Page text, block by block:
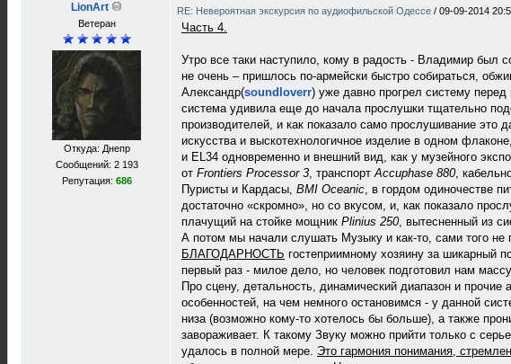
LionArt
Ветеран
Откуда: Днепр
Сообщений: 2 193
Репутация: 686
RE: Невероятная экскурсия по аудиофильской Одессе / 09-09-2014
Часть 4.
Утро все таки наступило, кому в радость - Владимир был
не очень – пришлось по-армейски быстро собираться,
Александр(soundloverr) уже давно прогрел систему
система удивила еще до начала прослушки тщательно
производителей, и как показало само прослушивание это
искусства и выскотехнологичное изделие в одном
и EL34 одновременно и внешний вид, как у музейного
от Frontiers Processor 3, транспортAccuphase 880,
Пуристы и Кардасы, BMI Oceanic, в гордом одиночестве
достаточно «скромно», но со вкусом, и, как показало
плачущий на стойке мощник Plinius 250, вытесненный из
А потом мы начали слушать Музыку и как-то, сами того
БЛАГОДАРНОСТЬ гостеприимному хозяину за шикарный
первый раз - милое дело, но человек подготовил нам
Про сцену, детальность, динамический диапазон и прочие
особенностей, на чем немного остановимся - у данной
низа (возможно кому-то хотелось бы больше), а также
завораживает. К такому Звуку можно прийти только с
удалось в полной мере. Это гармония понимания,